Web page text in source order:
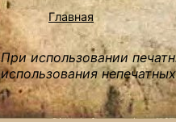
Главная
При использовании
использования